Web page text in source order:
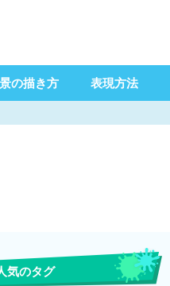
の描き方 表現方法
気のタグ